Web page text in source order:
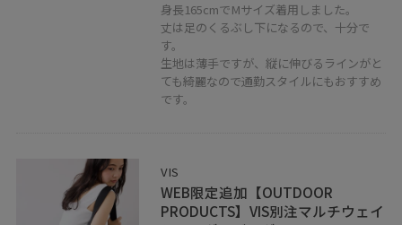
身長165cmでMサイズ着用しました。
丈は足のくるぶし下になるので、十分で
す。
生地は薄手ですが、縦に伸びるラインがと
ても綺麗なので通勤スタイルにもおすすめ
です。
VIS
WEB限定追加【OUTDOOR
PRODUCTS】VIS別注マルチウェイ